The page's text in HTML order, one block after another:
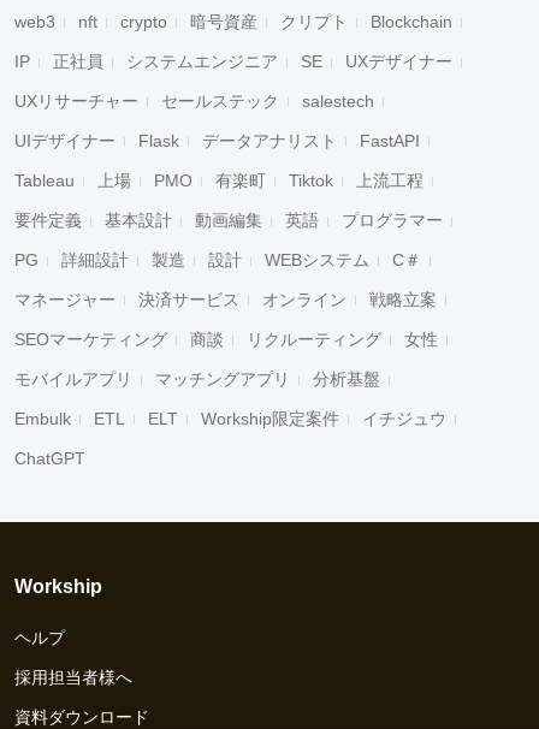
web3 nft crypto 暗号資産 クリプト Blockchain
IP 正社員 システムエンジニア SE UXデザイナー
UXリサーチャー セールステック salestech
UIデザイナー Flask データアナリスト FastAPI
Tableau 上場 PMO 有楽町 Tiktok 上流工程
要件定義 基本設計 動画編集 英語 プログラマー
PG 詳細設計 製造 設計 WEBシステム C＃
マネージャー 決済サービス オンライン 戦略立案
SEOマーケティング 商談 リクルーティング 女性
モバイルアプリ マッチングアプリ 分析基盤
Embulk ETL ELT Workship限定案件 イチジュウ
ChatGPT
Workship
ヘルプ
採用担当者様へ
資料ダウンロード